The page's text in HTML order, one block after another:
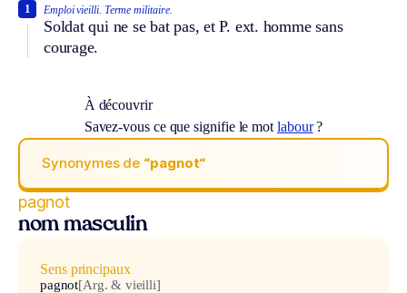
Emploi vieilli. Terme militaire.
Soldat qui ne se bat pas, etP. ext. homme sans
courage.
1
À découvrir
Savez-vous ce que signifie le mot labour?
Synonymes de “pagnot“
pagnot
nom masculin
Sens principaux
pagnot[Arg. & vieilli]